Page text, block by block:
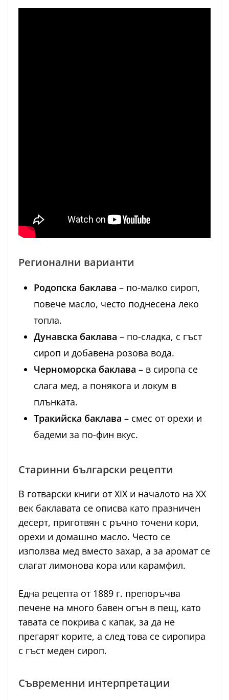
Регионални варианти
Родопска баклава – по-малко сироп,
повече масло, често поднесена леко
топла.
Дунавска баклава – по-сладка, с гъст
сироп и добавена розова вода.
Черноморска баклава – в сиропа се
слага мед, а понякога и локум в
плънката.
Тракийска баклава – смес от орехи и
бадеми за по-фин вкус.
Старинни български рецепти
В готварски книги от XIX и началото на XX
век баклавата се описва като празничен
десерт, приготвян с ръчно точени кори,
орехи и домашно масло. Често се
използва мед вместо захар, а за аромат се
слагат лимонова кора или карамфил.
Една рецепта от 1889 г. препоръчва
печене на много бавен огън в пещ, като
тавата се покрива с капак, за да не
прегарят корите, а след това се сиропира
с гъст меден сироп.
Съвременни интерпретации